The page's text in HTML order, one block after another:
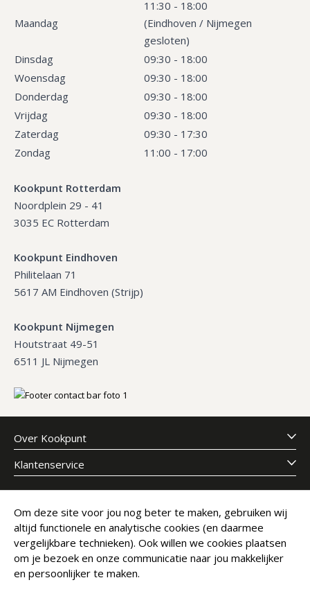
Maandag
11:30 - 18:00
(Eindhoven / Nijmegen
gesloten)
Dinsdag
09:30 - 18:00
Woensdag
09:30 - 18:00
Donderdag
09:30 - 18:00
Vrijdag
09:30 - 18:00
Zaterdag
09:30 - 17:30
Zondag
11:00 - 17:00
Kookpunt Rotterdam
Noordplein 29 - 41
3035 EC Rotterdam
Kookpunt Eindhoven
Philitelaan 71
5617 AM Eindhoven (Strijp)
Kookpunt Nijmegen
Houtstraat 49-51
6511 JL Nijmegen
Over Kookpunt
Klantenservice
Meld je aan voor onze nieuwsbrief
E-mailadres
Abonneer
Om deze site voor jou nog beter te maken, gebruiken wij
altijd functionele en analytische cookies (en daarmee
vergelijkbare technieken). Ook willen we cookies plaatsen
om je bezoek en onze communicatie naar jou makkelijker
en persoonlijker te maken.